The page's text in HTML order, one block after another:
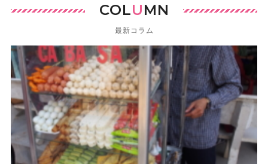
COLUMN
最新コラム